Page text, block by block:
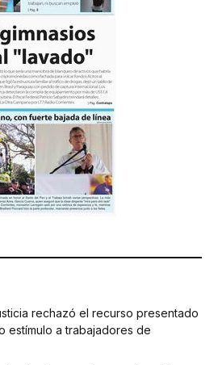
rechazó el recurso presentado
estímulo a trabajadores de